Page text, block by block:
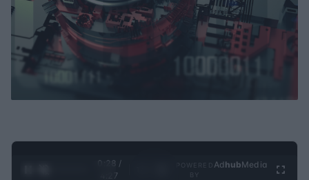
0:28 /
4:27
Ad hubMedia